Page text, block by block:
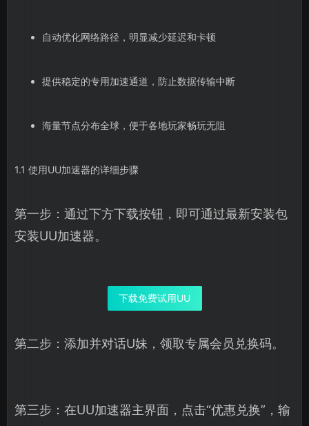
自动优化网络路径，明显减少延迟和卡顿
提供稳定的专用加速通道，防止数据传输中断
海量节点分布全球，便于各地玩家畅玩无阻
1.1 使用UU加速器的详细步骤
第一步：通过下方下载按钮，即可通过最新安装包
安装UU加速器。
下载免费试用UU
第二步：添加并对话U妹，领取专属会员兑换码。
第三步：在UU加速器主界面，点击“优惠兑换”，输